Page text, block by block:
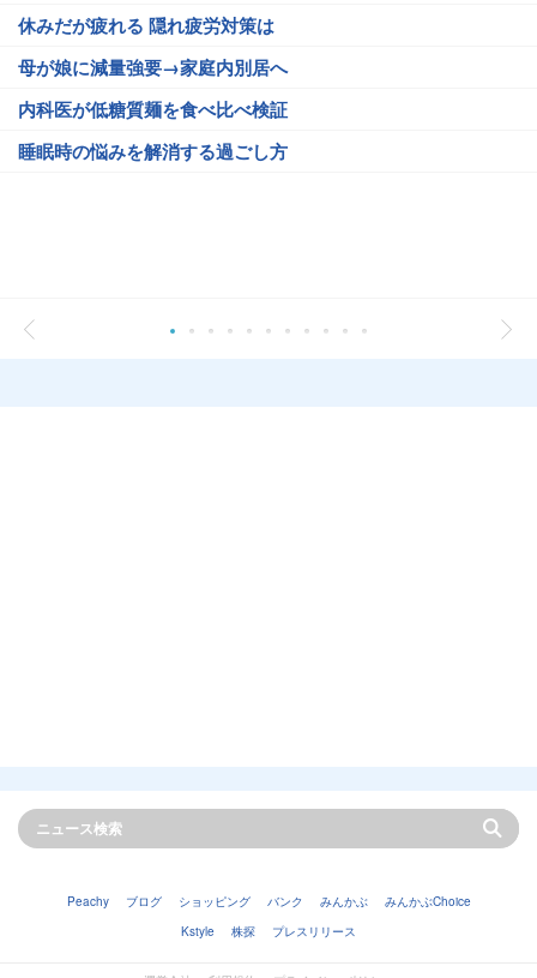
休みだが疲れる 隠れ疲労対策は
母が娘に減量強要→家庭内別居へ
内科医が低糖質麺を食べ比べ検証
睡眠時の悩みを解消する過ごし方
Peachy ブログ ショッピング バンク みんかぶ
みんかぶChoice
Kstyle
株探 プレスリリース